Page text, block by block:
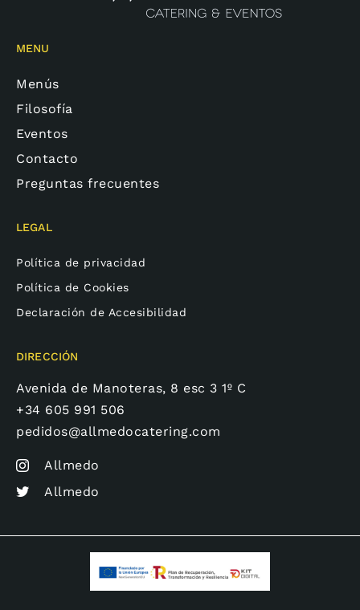
MENU
Menús
Filosofía
Eventos
Contacto
Preguntas frecuentes
LEGAL
Política de privacidad
Política de Cookies
Declaración de Accesibilidad
DIRECCIÓN
Avenida de Manoteras, 8 esc 3 1º C
+34 605 991 506
pedidos@allmedocatering.com
Allmedo
Allmedo